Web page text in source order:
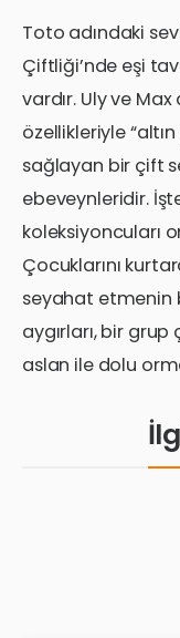
Toto adındaki
Çiftliği’nde eşi
vardır. Uly ve
özellikleriyle
sağlayan bir çift
ebeveynleridir.
koleksiyoncuları
Çocuklarını
seyahat etmenin
aygırları, bir grup
aslan ile dolu